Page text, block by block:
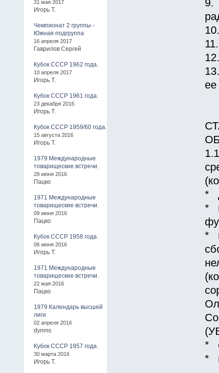
31 мая 2017
Игорь Т.
Чемпионат 2 группы -
Южная подгруппа
16 апреля 2017
Гаврилов Сергей
Кубок СССР 1962 года.
10 апреля 2017
Игорь Т.
Кубок СССР 1961 года.
23 декабря 2016
Игорь Т.
Кубок СССР 1959/60 года.
15 августа 2016
Игорь Т.
1979 Международные
товарищеские встречи.
28 июня 2016
Пацко
1971 Международные
товарищеские встречи.
09 июня 2016
Пацко
Кубок СССР 1958 года.
06 июня 2016
Игорь Т.
1971 Международные
товарищеские встречи.
22 мая 2016
Пацко
1979 Календарь высшей
лиги
02 апреля 2016
dynms
Кубок СССР 1957 года.
30 марта 2016
Игорь Т.
9.
*
*
*
*
*